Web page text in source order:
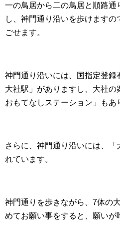
一の鳥居から二の鳥居と順路通
し、神門通り沿いを歩けます
ごせます。
神門通り沿いには、国指定登録
大社駅」がありますし、大社の
おもてなしステーション」もあ
さらに、神門通り沿いには、「
れています。
神門通りを歩きながら、7体の
めてお願い事をすると、願いが